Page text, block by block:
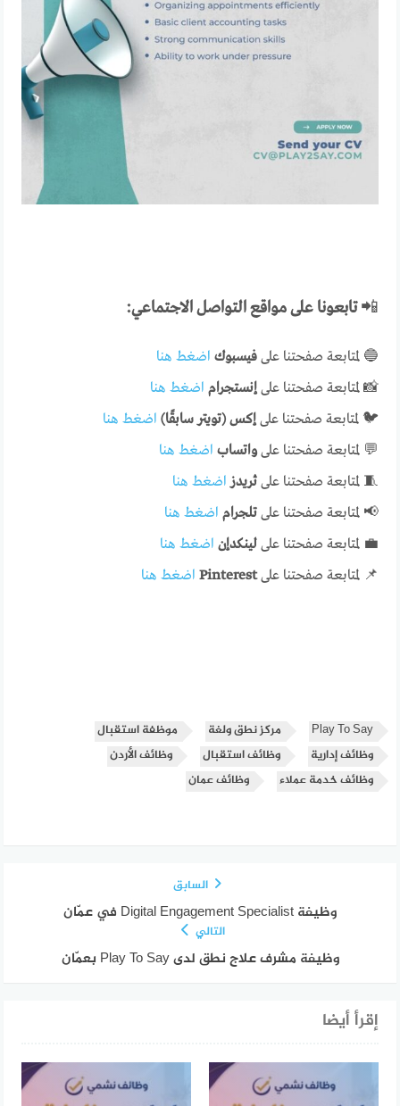
📲تابعونا على مواقع التواصل الاجتماعي:
🔵 لمتابعة صفحتنا علىفيسبوك اضغط هنا
📸 لمتابعة صفحتنا علىإنستجرام اضغط هنا
🐦 لمتابعة صفحتنا علىإكس (تويتر سابقًا) اضغط هنا
💬 لمتابعة صفحتنا علىواتساب اضغط هنا
🧵 لمتابعة صفحتنا علىثريدز اضغط هنا
📢 لمتابعة صفحتنا علىتلجرام اضغط هنا
💼 لمتابعة صفحتنا علىلينكدإن اضغط هنا
📌 لمتابعة صفحتنا علىPinterest اضغط هنا
Play To Say مركز نطق ولغة
موظفة استقبال
وظائف إدارية
وظائف استقبال
وظائف الأردن
وظائف خدمة عملاء
وظائف عمان
السابق
وظيفة Digital Engagement Specialist في عمّان
التالي
وظيفة مشرف علاج نطق لدى Play To Say بعمّان
إقرأ أيضا